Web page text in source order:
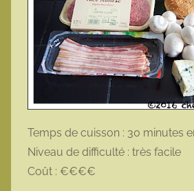
Temps de cuisson : 30 minutes
Niveau de difficulté : très facile
Coût : €€€€